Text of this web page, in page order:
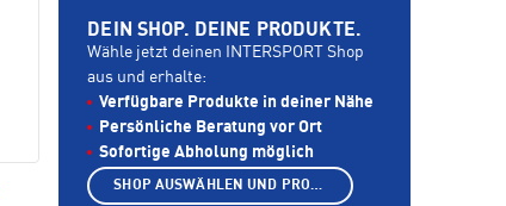
DEIN SHOP. DEINE PRODUKTE.
Wähle jetzt deinen INTERSPORT Shop
aus und erhalte:
Verfügbare Produkte in deiner Nähe
Persönliche Beratung vor Ort
Sofortige Abholung möglich
SHOP AUSWÄHLEN UND PRODUKTE ANZEIGEN